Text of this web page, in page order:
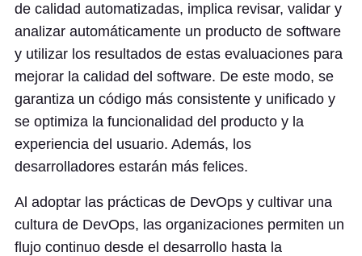
de calidad automatizadas, implica revisar, validar y
analizar automáticamente un producto de software
y utilizar los resultados de estas evaluaciones para
mejorar la calidad del software. De este modo, se
garantiza un código más consistente y unificado y
se optimiza la funcionalidad del producto y la
experiencia del usuario. Además, los
desarrolladores estarán más felices.
Al adoptar las prácticas de DevOps y cultivar una
cultura de DevOps, las organizaciones permiten un
flujo continuo desde el desarrollo hasta la